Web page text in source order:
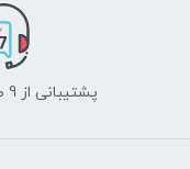
پشتیبانی از 9 صبح تا 23 شب